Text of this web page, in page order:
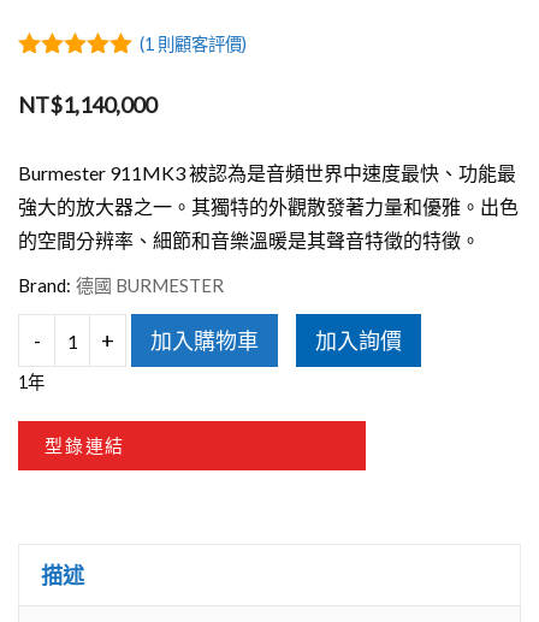
5
(1 則顧客評價)
NT$1,140,000
Burmester 911MK3 被認為是音頻世界中速度最快、功能最
強大的放大器之一。其獨特的外觀散發著力量和優雅。出色
的空間分辨率、細節和音樂溫暖是其聲音特徵的特徵。
Brand: 德國 BURMESTER
-
Burmester
級
+ 加入購物車 加入詢價
1年
型錄連結
描述